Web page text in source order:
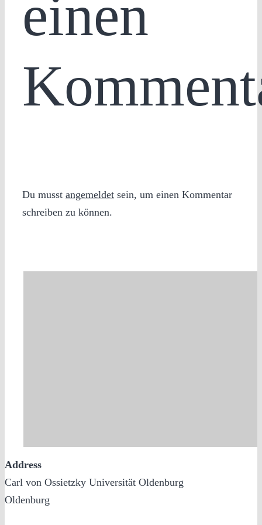
einen
Du musst angemeldet sein, um einen Kommentar
schreiben zu können.
Address
Carl von Ossietzky Universität Oldenburg
Oldenburg